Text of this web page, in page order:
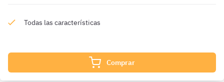
Todas las características
Comprar